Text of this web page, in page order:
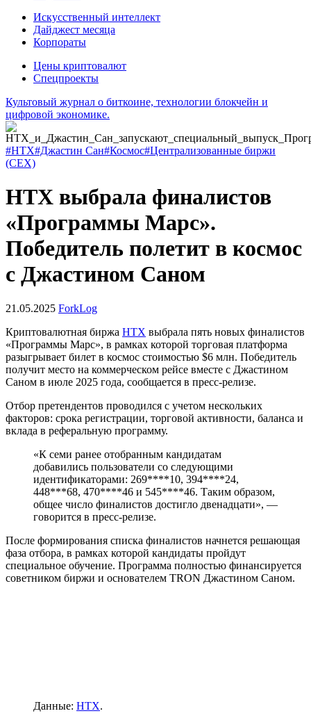
Искусственный интеллект
Дайджест месяца
Корпораты
Цены криптовалют
Спецпроекты
Культовый журнал о биткоине, технологии блокчейн и
цифровой экономике.
#HTX#Джастин Сан#Космос#Централизованные биржи
(CEX)
HTX выбрала финалистов
«Программы Марс».
Победитель полетит в космос
с Джастином Саном
21.05.2025 ForkLog
Криптовалютная биржа HTX выбрала пять новых финалистов
«Программы Марс», в рамках которой торговая платформа
разыгрывает билет в космос стоимостью $6 млн. Победитель
получит место на коммерческом рейсе вместе с Джастином
Саном в июле 2025 года, сообщается в пресс-релизе.
Отбор претендентов проводился с учетом нескольких
факторов: срока регистрации, торговой активности, баланса и
вклада в реферальную программу.
«К семи ранее отобранным кандидатам
добавились пользователи со следующими
идентификаторами: 269****10, 394****24,
448***68, 470****46 и 545****46. Таким образом,
общее число финалистов достигло двенадцати», ―
говорится в пресс-релизе.
После формирования списка финалистов начнется решающая
фаза отбора, в рамках которой кандидаты пройдут
специальное обучение. Программа полностью финансируется
советником биржи и основателем TRON Джастином Саном.
Данные: HTX.